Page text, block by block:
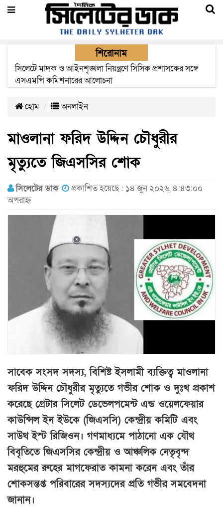
শিরোনাম
সিম কোম্পানীগুলোর মেয়াদের বাহানা বন্ধের দাবীতে মশাল
মিছিল
হোম অনলাইন
মাওলানা ফরিদ উদ্দিন চৌধুরীর
মৃত্যুতে জিএসসির শোক
সিলেটের ডাক
প্রকাশিত হয়েছে : ১৪ জুন ২০২৬, ৪:৪৩:০০
অপরাহ্ন
সাবেক সংসদ সদস্য, বিশিষ্ট ইসলামী ব্যক্তিত্ব মাওলানা
ফরিদ উদ্দিন চৌধুরীর মৃত্যুতে গভীর শোক ও দুঃখ প্রকাশ
করেছে গ্রেটার সিলেট ডেভেলপমেন্ট এন্ড ওয়েলফেয়ার
কাউন্সিল ইন ইউকে (জিএসসি) কেন্দ্রীয় কমিটি এবং
সাউথ ইস্ট রিজিওন। গণমাধ্যমে পাঠানো এক যৌথ
বিবৃতিতে জিএসসির কেন্দ্রীয় ও আঞ্চলিক নেতৃবৃন্দ
মরহুমের রুহের মাগফেরাত কামনা করেন এবং তাঁর
শোকসন্তপ্ত পরিবারের সদস্যদের প্রতি গভীর সমবেদনা
জানান।